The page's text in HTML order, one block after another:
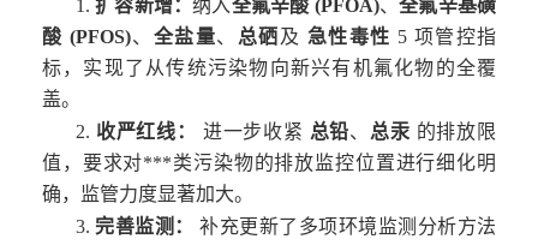
1.扩容新增：纳入全氟辛酸 (PFOA)、全氟辛基磺
酸 (PFOS)、 全盐量、 总硒及 急性毒性 5 项管控指
标，实现了从传统污染物向新兴有机氟化物的全覆
盖。
2. 收严红线： 进一步收紧 总铅、 总汞 的排放限
值，要求对***类污染物的排放监控位置进行细化明
确，监管力度显著加大。
3. 完善监测：
补充更新了多项环境监测分析方法